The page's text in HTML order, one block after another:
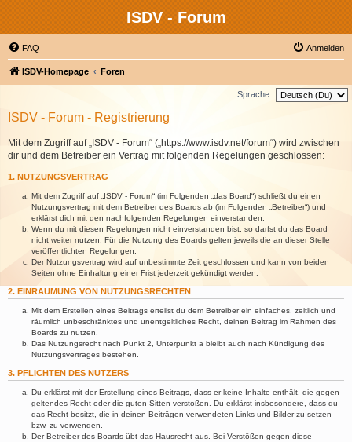
ISDV - Forum
FAQ Anmelden
ISDV-Homepage Foren
Sprache:
ISDV - Forum - Registrierung
Mit dem Zugriff auf „ISDV - Forum“ („https://www.isdv.net/forum“) wird zwischen
dir und dem Betreiber ein Vertrag mit folgenden Regelungen geschlossen:
1. NUTZUNGSVERTRAG
Mit dem Zugriff auf „ISDV - Forum“ (im Folgenden „das Board“) schließt du einen
Nutzungsvertrag mit dem Betreiber des Boards ab (im Folgenden „Betreiber“) und
erklärst dich mit den nachfolgenden Regelungen einverstanden.
Wenn du mit diesen Regelungen nicht einverstanden bist, so darfst du das Board
nicht weiter nutzen. Für die Nutzung des Boards gelten jeweils die an dieser Stelle
veröffentlichten Regelungen.
Der Nutzungsvertrag wird auf unbestimmte Zeit geschlossen und kann von beiden
Seiten ohne Einhaltung einer Frist jederzeit gekündigt werden.
2. EINRÄUMUNG VON NUTZUNGSRECHTEN
Mit dem Erstellen eines Beitrags erteilst du dem Betreiber ein einfaches, zeitlich und
räumlich unbeschränktes und unentgeltliches Recht, deinen Beitrag im Rahmen des
Boards zu nutzen.
Das Nutzungsrecht nach Punkt 2, Unterpunkt a bleibt auch nach Kündigung des
Nutzungsvertrages bestehen.
3. PFLICHTEN DES NUTZERS
Du erklärst mit der Erstellung eines Beitrags, dass er keine Inhalte enthält, die gegen
geltendes Recht oder die guten Sitten verstoßen. Du erklärst insbesondere, dass du
das Recht besitzt, die in deinen Beiträgen verwendeten Links und Bilder zu setzen
bzw. zu verwenden.
Der Betreiber des Boards übt das Hausrecht aus. Bei Verstößen gegen diese